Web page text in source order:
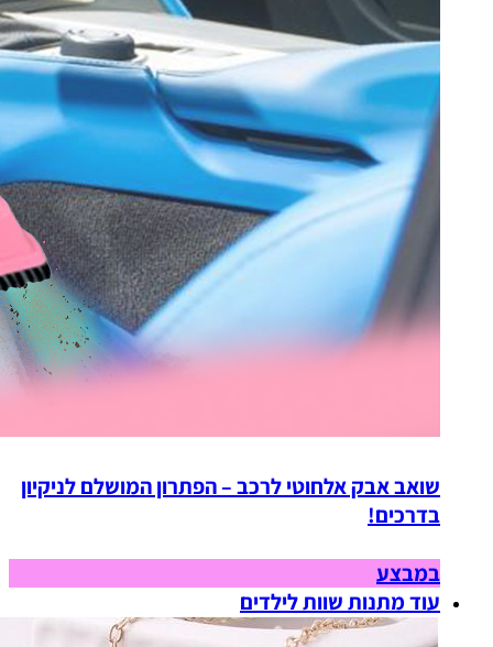
שואב אבק אלחוטי לרכב – הפתרון המושלם לניקיון
בדרכים!
במבצע
עוד מתנות שוות לילדים